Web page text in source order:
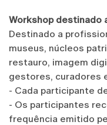
Workshop destinado
Destinado a
museus, núcleos
restauro, imagem
gestores, curadores
- Cada participante
- Os participantes
frequência emitido